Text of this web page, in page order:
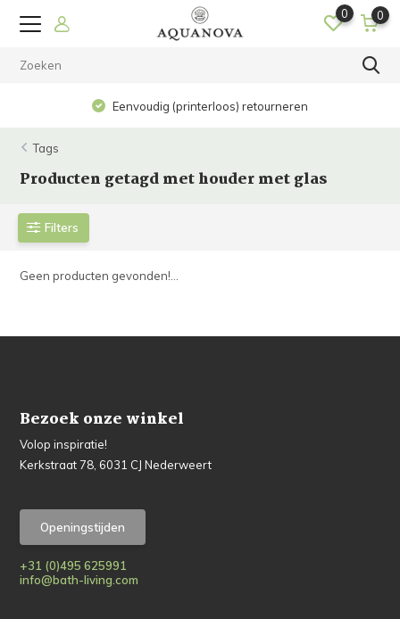
0 0
Eenvoudig (printerloos) retourneren
Tags
Producten getagd met houder met glas
Filters
Geen producten gevonden!...
Bezoek onze winkel
Volop inspiratie!
Kerkstraat 78, 6031 CJ Nederweert
Openingstijden
+31 (0)495 625991
info@bath-living.com